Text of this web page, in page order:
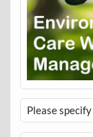
Please